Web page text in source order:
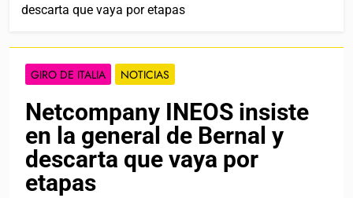
descarta que vaya por etapas
GIRO DE ITALIA NOTICIAS
Netcompany INEOS insiste
en la general de Bernal y
descarta que vaya por
etapas